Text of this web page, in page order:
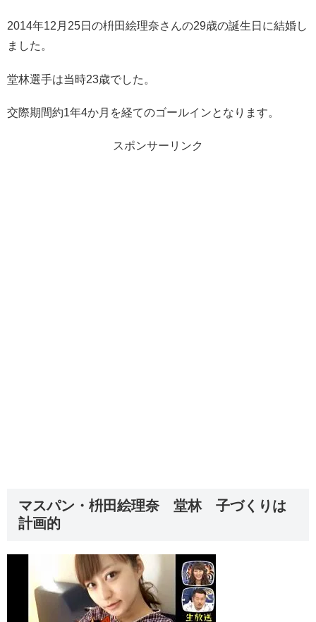
2014年12月25日の枡田絵理奈さんの29歳の誕生日に結婚し
ました。
堂林選手は当時23歳でした。
交際期間約1年4か月を経てのゴールインとなります。
スポンサーリンク
マスパン・枡田絵理奈 堂林 子づくりは
計画的